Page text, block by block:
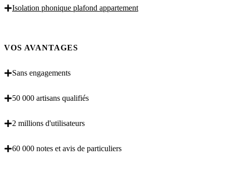
Isolation phonique plafond appartement
VOS AVANTAGES
Sans engagements
50 000 artisans qualifiés
2 millions d'utilisateurs
60 000 notes et avis de particuliers